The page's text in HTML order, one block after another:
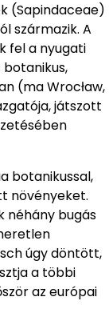
(Sapindaceae)
származik. A
fel a nyugati
(ma Wrocław,
játszott
botanikussal,
növényeket.
néhány bugás
úgy döntött,
a többi
az európai